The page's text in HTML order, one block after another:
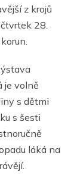
z krojů
28.
je volně
s dětmi
s šesti
láká na